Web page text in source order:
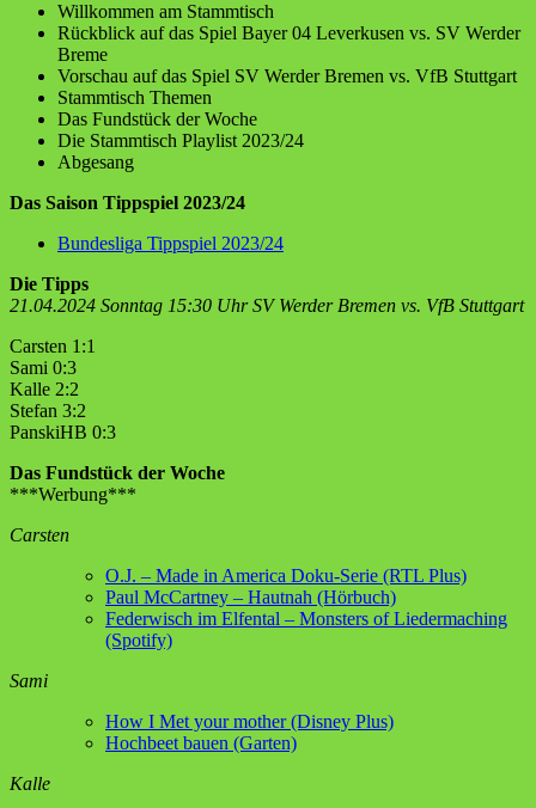
Willkommen am Stammtisch
Rückblick auf das Spiel Bayer 04 Leverkusen vs. SV Werder
Breme
Vorschau auf das Spiel SV Werder Bremen vs. VfB Stuttgart
Stammtisch Themen
Das Fundstück der Woche
Die Stammtisch Playlist 2023/24
Abgesang
Das Saison Tippspiel 2023/24
Bundesliga Tippspiel 2023/24
Die Tipps
21.04.2024 Sonntag 15:30 Uhr SV Werder Bremen vs. VfB Stuttgart
Carsten 1:1
Sami 0:3
Kalle 2:2
Stefan 3:2
PanskiHB 0:3
Das Fundstück der Woche
***Werbung***
Carsten
O.J. – Made in America Doku-Serie (RTL Plus)
Paul McCartney – Hautnah (Hörbuch)
Federwisch im Elfental – Monsters of Liedermaching
(Spotify)
Sami
How I Met your mother (Disney Plus)
Hochbeet bauen (Garten)
Kalle